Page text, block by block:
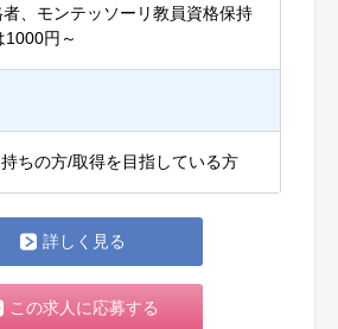
、モンテッソーリ教員資格保持
円～
ちの方/取得を目指している方
詳しく見る
この求人に応募する